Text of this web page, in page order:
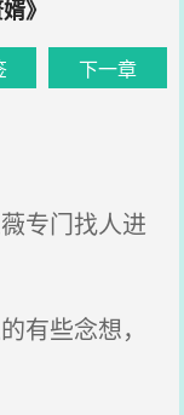
》
下一章
专门找人进
有些念想，